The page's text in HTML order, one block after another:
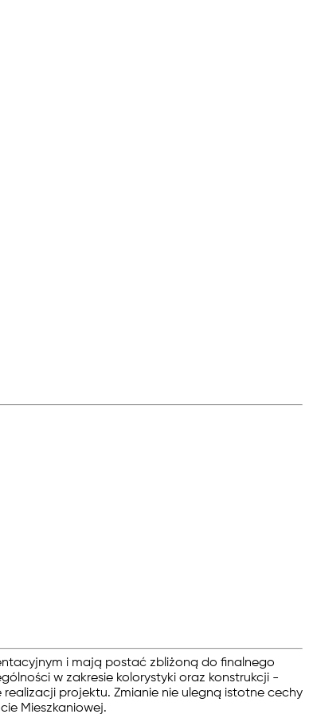
i mają postać zbliżoną do finalnego
w zakresie kolorystyki oraz konstrukcji -
projektu. Zmianie nie ulegną istotne cechy
Mieszkaniowej.